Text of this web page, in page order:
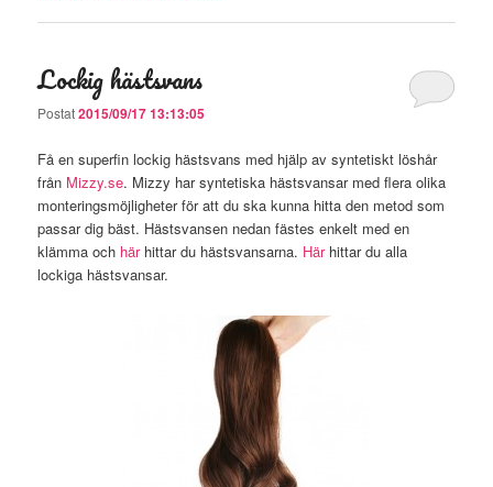
Lockig hästsvans
Postat2015/09/17 13:13:05
Få en superfin lockig hästsvans med hjälp av syntetiskt löshår
från Mizzy.se. Mizzy har syntetiska hästsvansar med flera olika
monteringsmöjligheter för att du ska kunna hitta den metod som
passar dig bäst. Hästsvansen nedan fästes enkelt med en
klämma och härhittar du hästsvansarna. Här hittar du alla
lockiga hästsvansar.